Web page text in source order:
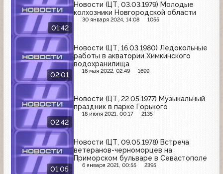
01:42
Новости (ЦТ, 03.03.1979) Молодые
колхозники Новгородской области
30 января 2024, 14:08 1055
02:01
Новости (ЦТ, 16.03.1980) Ледокольные
работы в акватории Химкинского
водохранилища
16 мая 2022, 02:49 1699
02:42
Новости (ЦТ, 22.05.1977) Музыкальный
праздник в парке Горького
18 июня 2021, 00:17 2135
01:05
Новости (ЦТ, 09.05.1978) Встреча
ветеранов-черноморцев на
Приморском бульваре в Севастополе
6 января 2021, 00:55 2395